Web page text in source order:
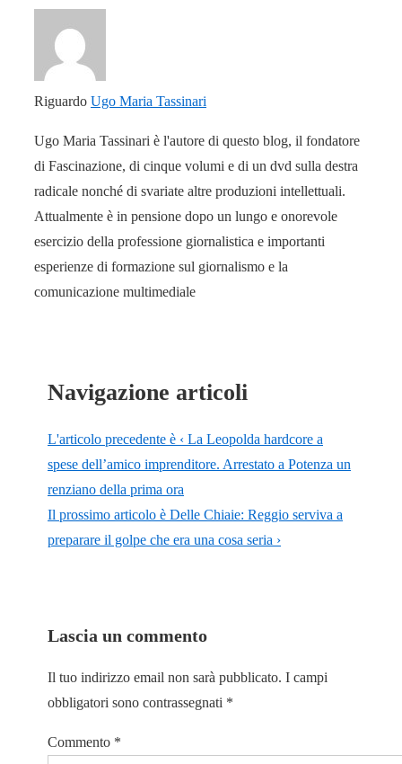
Riguardo Ugo Maria Tassinari
Ugo Maria Tassinari è l'autore di questo blog, il fondatore
di Fascinazione, di cinque volumi e di un dvd sulla destra
radicale nonché di svariate altre produzioni intellettuali.
Attualmente è in pensione dopo un lungo e onorevole
esercizio della professione giornalistica e importanti
esperienze di formazione sul giornalismo e la
comunicazione multimediale
Navigazione articoli
L'articolo precedente è ‹ La Leopolda hardcore a
spese dell’amico imprenditore. Arrestato a Potenza un
renziano della prima ora
Il prossimo articolo è Delle Chiaie: Reggio serviva a
preparare il golpe che era una cosa seria ›
Lascia un commento
Il tuo indirizzo email non sarà pubblicato. I campi
obbligatori sono contrassegnati *
Commento *